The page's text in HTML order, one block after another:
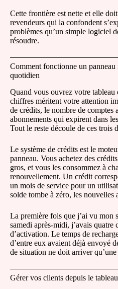
Cette frontière est nette et elle
revendeurs qui la confondent
problèmes qu’un simple logiciel
résoudre.
Comment fonctionne un
quotidien
Quand vous ouvrez votre
chiffres méritent votre attention
de crédits, le nombre de comptes
abonnements qui expirent dans
Tout le reste découle de ces trois
Le système de crédits est le
panneau. Vous achetez des
gros, et vous les consommez à
renouvellement. Un crédit
un mois de service pour un
solde tombe à zéro, les nouvelles
La première fois que j’ai vu mon
samedi après-midi, j’avais quatre
d’activation. Le temps de
d’entre eux avaient déjà envoyé
de situation ne doit arriver
Gérer vos clients depuis le